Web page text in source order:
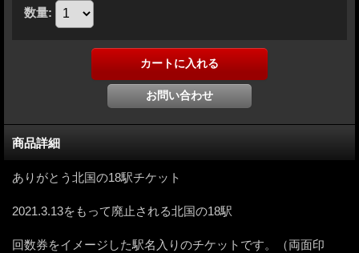
数量:
商品詳細
ありがとう北国の18駅チケット
2021.3.13をもって廃止される北国の18駅
回数券をイメージした駅名入りのチケットです。（両面印